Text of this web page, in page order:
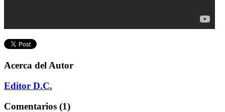
Acerca del Autor
Editor D.C.
Comentarios (1)